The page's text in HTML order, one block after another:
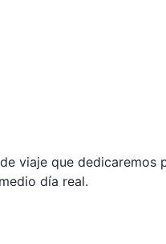
viaje que dedicaremos
día real.